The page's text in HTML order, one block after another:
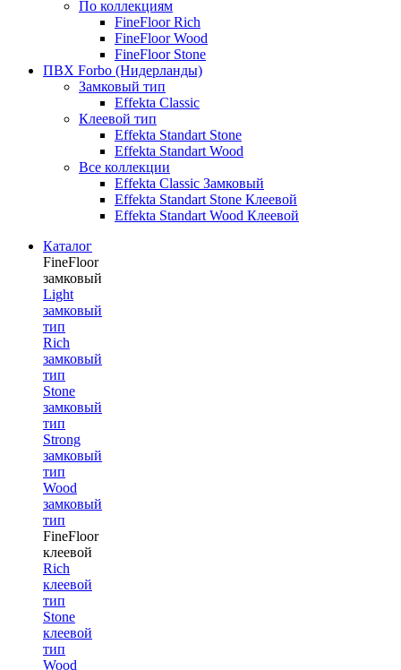
По коллекциям
FineFloor Rich
FineFloor Wood
FineFloor Stone
ПВХ Forbo (Нидерланды)
Замковый тип
Effekta Classic
Клеевой тип
Effekta Standart Stone
Effekta Standart Wood
Все коллекции
Effekta Classic Замковый
Effekta Standart Stone Клеевой
Effekta Standart Wood Клеевой
Каталог
FineFloor
замковый
Light
замковый
тип
Rich
замковый
тип
Stone
замковый
тип
Strong
замковый
тип
Wood
замковый
тип
FineFloor
клеевой
Rich
клеевой
тип
Stone
клеевой
тип
Wood